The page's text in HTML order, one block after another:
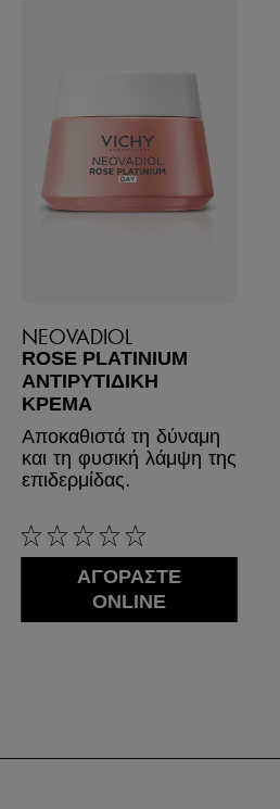
NEOVADIOL
ROSE PLATINIUM
ΑΝΤΙΡΥΤΙΔΙΚΉ
ΚΡΈΜΑ
Αποκαθιστά τη δύναμη
και τη φυσική λάμψη της
επιδερμίδας.
0/5
ΑΓΟΡΑΣΤΕ
ONLINE